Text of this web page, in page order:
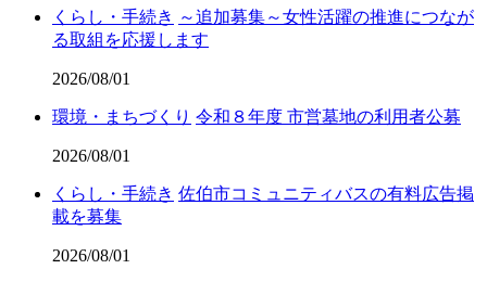
くらし・手続き ～追加募集～女性活躍の推進につなが
る取組を応援します
2026/08/01
環境・まちづくり 令和８年度 市営墓地の利用者公募
2026/08/01
くらし・手続き 佐伯市コミュニティバスの有料広告掲
載を募集
2026/08/01